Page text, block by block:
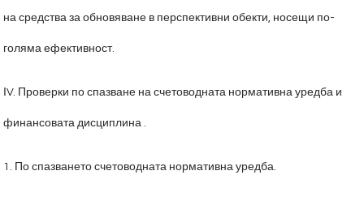
на средства за обновяване в перспективни обекти, носещи по-
голяма ефективност.
ІV. Проверки по спазване на счетоводната нормативна уредба и
финансовата дисциплина .
1. По спазването счетоводната нормативна уредба.